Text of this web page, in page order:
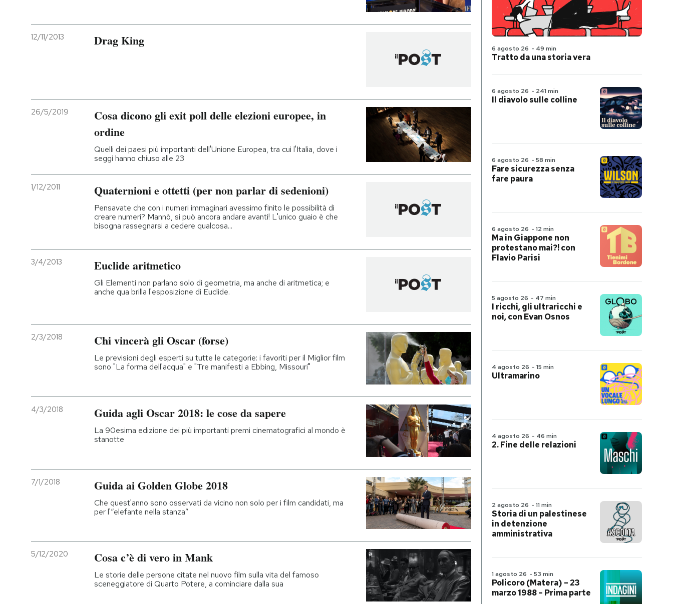
12/11/2013 Drag King
26/5/2019
Cosa dicono gli exit poll delle elezioni europee, in
ordine
Quelli dei paesi più importanti dell'Unione Europea, tra cui l'Italia, dove i
seggi hanno chiuso alle 23
1/12/2011 Quaternioni e ottetti (per non parlar di sedenioni)
Pensavate che con i numeri immaginari avessimo finito le possibilità di
creare numeri? Mannò, si può ancora andare avanti! L'unico guaio è che
bisogna rassegnarsi a cedere qualcosa...
3/4/2013 Euclide aritmetico
Gli Elementi non parlano solo di geometria, ma anche di aritmetica; e
anche qua brilla l'esposizione di Euclide.
2/3/2018 Chi vincerà gli Oscar (forse)
Le previsioni degli esperti su tutte le categorie: i favoriti per il Miglior film
sono "La forma dell'acqua" e "Tre manifesti a Ebbing, Missouri"
4/3/2018 Guida agli Oscar 2018: le cose da sapere
La 90esima edizione dei più importanti premi cinematografici al mondo è
stanotte
7/1/2018 Guida ai Golden Globe 2018
Che quest'anno sono osservati da vicino non solo per i film candidati, ma
per l'“elefante nella stanza”
5/12/2020 Cosa c’è di vero in Mank
Le storie delle persone citate nel nuovo film sulla vita del famoso
sceneggiatore di Quarto Potere, a cominciare dalla sua
6 agosto 26 - 49 min
Tratto da una storia vera
6 agosto 26 - 241 min
Il diavolo sulle colline
6 agosto 26 - 58 min
Fare sicurezza senza
fare paura
6 agosto 26 - 12 min
Ma in Giappone non
protestano mai?! con
Flavio Parisi
5 agosto 26 - 47 min
I ricchi, gli ultraricchi e
noi, con Evan Osnos
4 agosto 26 - 15 min
Ultramarino
4 agosto 26 - 46 min
2. Fine delle relazioni
2 agosto 26 - 11 min
Storia di un palestinese
in detenzione
amministrativa
1 agosto 26 - 53 min
Policoro (Matera) – 23
marzo 1988 – Prima parte